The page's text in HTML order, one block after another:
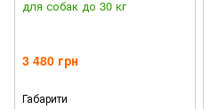
для собак до 30 кг
3 480 грн
Габарити